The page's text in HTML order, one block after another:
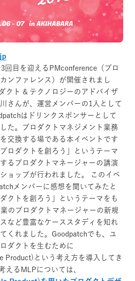
回目を迎えるPMconference（プロ
ンファレンス）が開催されまし
クト & テクノロジーのアドバイザ
さんが、運営メンバーの1人として
はドリンクスポンサーとして
た。プロダクトマネジメント業務
交換する場である本イベントです
ロダクトを創ろう」というテーマ
るプロダクトマネージャーの講演
ョップが行われました。
このイベ
メンバーに感想を聞いてみたと
クトを創ろう」というテーマをも
のプロダクトマネージャーの新規
など豊富なケーススタディを知れ
くれました。Goodpatchでも、ユ
ダクトを生むために
Product)という考え方を導入してき
えるMLPについては、